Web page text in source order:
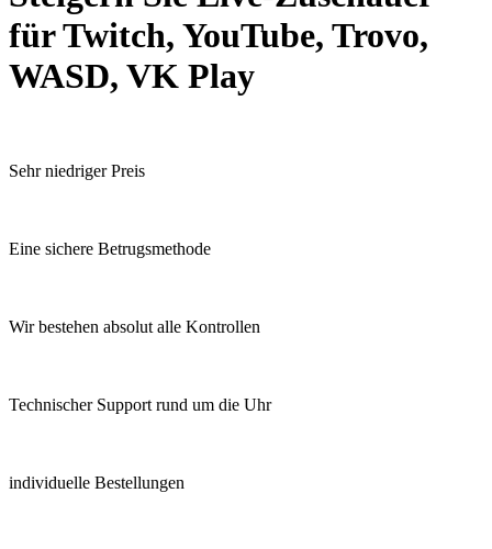
für Twitch, YouTube, Trovo,
WASD, VK Play
Sehr niedriger Preis
Eine sichere Betrugsmethode
Wir bestehen absolut alle Kontrollen
Technischer Support rund um die Uhr
individuelle Bestellungen